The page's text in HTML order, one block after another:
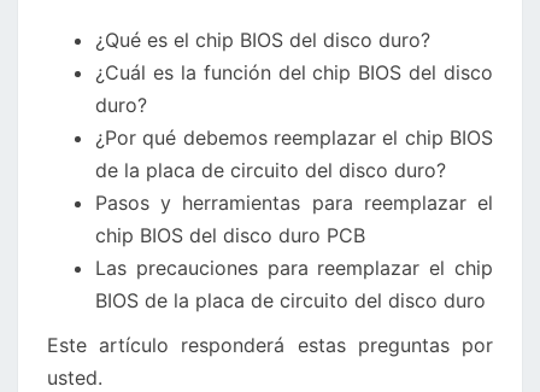
¿Qué es el chip BIOS del disco duro?
¿Cuál es la función del chip BIOS del disco
duro?
¿Por qué debemos reemplazar el chip BIOS
de la placa de circuito del disco duro?
Pasos y herramientas para reemplazar el
chip BIOS del disco duro PCB
Las precauciones para reemplazar el chip
BIOS de la placa de circuito del disco duro
Este artículo responderá estas preguntas por
usted.